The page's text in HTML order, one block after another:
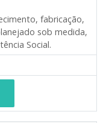
fabricação,
sob medida,
Social.